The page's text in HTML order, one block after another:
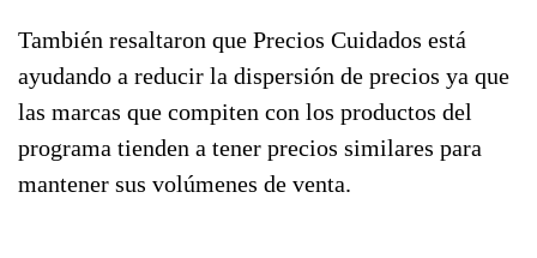
También resaltaron que Precios Cuidados está
ayudando a reducir la dispersión de precios ya que
las marcas que compiten con los productos del
programa tienden a tener precios similares para
mantener sus volúmenes de venta.